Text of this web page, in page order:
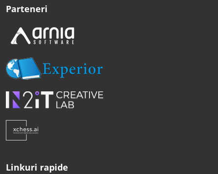
Parteneri
Linkuri rapide